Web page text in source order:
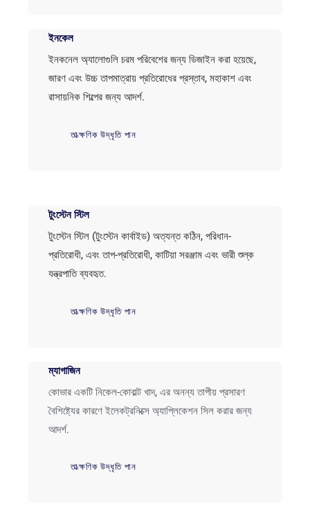
ইনকেল
ইনকনেল অ্যালোগুলি চরম পরিবেশের জন্য ডিজাইন করা হয়েছে,
জারণ এবং উচ্চ তাপমাত্রায় প্রতিরোধের প্রস্তাব, মহাকাশ এবং
রাসায়নিক শিল্পের জন্য আদর্শ.
তাত্ক্ষণিক উদ্ধৃতি পান
টুংস্টেন স্টিল
টুংস্টেন স্টিল (টুংস্টেন কার্বাইড) অত্যন্ত কঠিন, পরিধান-
প্রতিরোধী, এবং তাপ-প্রতিরোধী, কাটিয়া সরঞ্জাম এবং ভারী শুল্ক
যন্ত্রপাতি ব্যবহৃত.
তাত্ক্ষণিক উদ্ধৃতি পান
ম্যাগাজিন
কোভার একটি নিকেল-কোবাল্ট খাদ, এর অনন্য তাপীয় প্রসারণ
বৈশিষ্ট্যের কারণে ইলেকট্রনিক্সে অ্যাপ্লিকেশন সিল করার জন্য
আদর্শ.
তাত্ক্ষণিক উদ্ধৃতি পান